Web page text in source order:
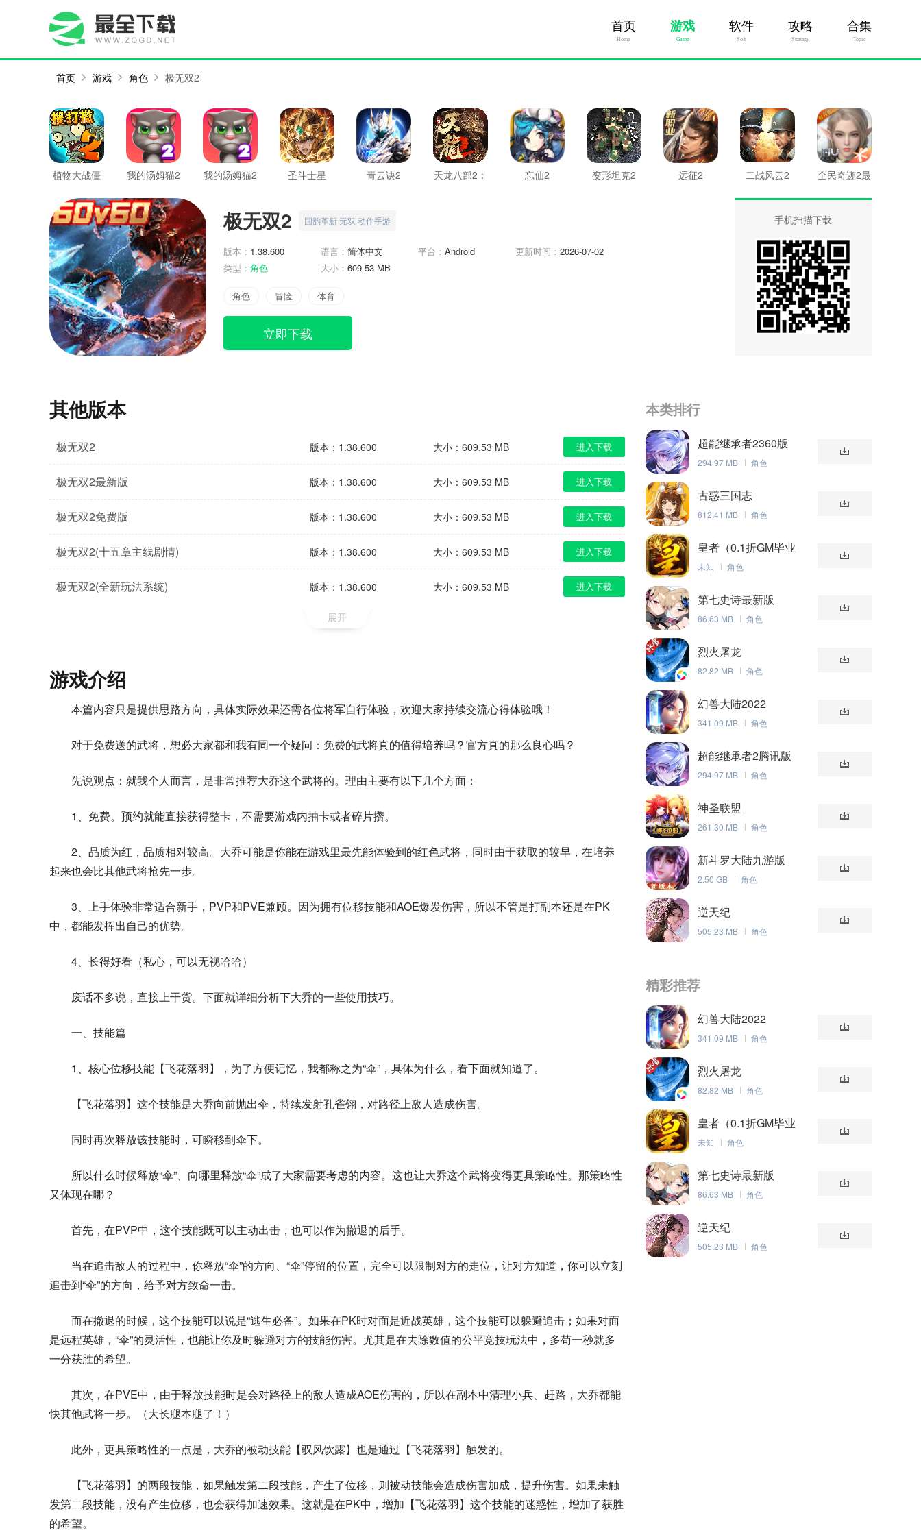
首页
Home
游戏
Game
软件
Soft
攻略
Stratagy
合集
Topic
首页 游戏 角色 极无双2
植物大战僵
我的汤姆猫2
我的汤姆猫2
圣斗士星
青云诀2
天龙八部2：
忘仙2 变形坦克2 远征2 二战风云2
全民奇迹2最
手机扫描下载
极无双2 国韵革新 无双 动作手游
版本： 1.38.600 语言： 简体中文 平台： Android 更新时间： 2026-07-02
类型： 角色 大小： 609.53 MB
角色 冒险 体育
立即下载
其他版本
极无双2 版本：1.38.600 大小：609.53 MB 进入下载
极无双2最新版 版本：1.38.600 大小：609.53 MB 进入下载
极无双2免费版 版本：1.38.600 大小：609.53 MB 进入下载
极无双2(十五章主线剧情) 版本：1.38.600 大小：609.53 MB 进入下载
极无双2(全新玩法系统) 版本：1.38.600 大小：609.53 MB 进入下载
展开
游戏介绍
本篇内容只是提供思路方向，具体实际效果还需各位将军自行体验，欢迎大家持续交流心得体验哦！
对于免费送的武将，想必大家都和我有同一个疑问：免费的武将真的值得培养吗？官方真的那么良心吗？
先说观点：就我个人而言，是非常推荐大乔这个武将的。理由主要有以下几个方面：
1、免费。预约就能直接获得整卡，不需要游戏内抽卡或者碎片攒。
2、品质为红，品质相对较高。大乔可能是你能在游戏里最先能体验到的红色武将，同时由于获取的较早，在培养
起来也会比其他武将抢先一步。
3、上手体验非常适合新手，PVP和PVE兼顾。因为拥有位移技能和AOE爆发伤害，所以不管是打副本还是在PK
中，都能发挥出自己的优势。
4、长得好看（私心，可以无视哈哈）
废话不多说，直接上干货。下面就详细分析下大乔的一些使用技巧。
一、技能篇
1、核心位移技能【飞花落羽】，为了方便记忆，我都称之为“伞”，具体为什么，看下面就知道了。
【飞花落羽】这个技能是大乔向前抛出伞，持续发射孔雀翎，对路径上敌人造成伤害。
同时再次释放该技能时，可瞬移到伞下。
所以什么时候释放“伞”、向哪里释放“伞”成了大家需要考虑的内容。这也让大乔这个武将变得更具策略性。那策略性
又体现在哪？
首先，在PVP中，这个技能既可以主动出击，也可以作为撤退的后手。
当在追击敌人的过程中，你释放“伞”的方向、“伞”停留的位置，完全可以限制对方的走位，让对方知道，你可以立刻
追击到“伞”的方向，给予对方致命一击。
而在撤退的时候，这个技能可以说是“逃生必备”。如果在PK时对面是近战英雄，这个技能可以躲避追击；如果对面
是远程英雄，“伞”的灵活性，也能让你及时躲避对方的技能伤害。尤其是在去除数值的公平竞技玩法中，多苟一秒就多
一分获胜的希望。
其次，在PVE中，由于释放技能时是会对路径上的敌人造成AOE伤害的，所以在副本中清理小兵、赶路，大乔都能
快其他武将一步。（大长腿本腿了！）
此外，更具策略性的一点是，大乔的被动技能【驭风饮露】也是通过【飞花落羽】触发的。
【飞花落羽】的两段技能，如果触发第二段技能，产生了位移，则被动技能会造成伤害加成，提升伤害。如果未触
发第二段技能，没有产生位移，也会获得加速效果。这就是在PK中，增加【飞花落羽】这个技能的迷惑性，增加了获胜
的希望。
本类排行
超能继承者2360版
294.97 MB 角色
古惑三国志
812.41 MB 角色
皇者（0.1折GM毕业
版）
未知 角色
第七史诗最新版
86.63 MB 角色
烈火屠龙
82.82 MB 角色
幻兽大陆2022
341.09 MB 角色
超能继承者2腾讯版
294.97 MB 角色
神圣联盟
261.30 MB 角色
新斗罗大陆九游版
2.50 GB 角色
逆天纪
505.23 MB 角色
精彩推荐
幻兽大陆2022
341.09 MB 角色
烈火屠龙
82.82 MB 角色
皇者（0.1折GM毕业
版）
未知 角色
第七史诗最新版
86.63 MB 角色
逆天纪
505.23 MB 角色